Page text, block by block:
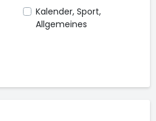
Kalender, Sport,
Allgemeines